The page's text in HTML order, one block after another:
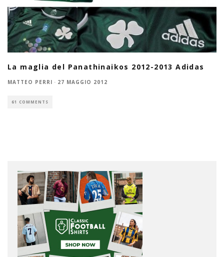
La maglia del Panathinaikos 2012-2013 Adidas
MATTEO PERRI · 27 MAGGIO 2012
61 COMMENTS